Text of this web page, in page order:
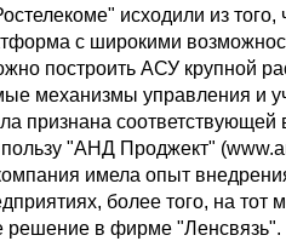
исходили из того,
с широкими
построить АСУ крупной
механизмы управления и
признана соответствующей
"АНД Проджект"
имела опыт
более того, на тот
решение в фирме "Ленсвязь".